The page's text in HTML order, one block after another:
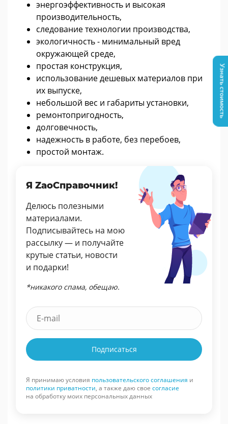
энергоэффективность и высокая
производительность,
следование технологии производства,
экологичность - минимальный вред
окружающей среде,
простая конструкция,
использование дешевых материалов при
их выпуске,
небольшой вес и габариты установки,
ремонтопригодность,
долговечность,
надежность в работе, без перебоев,
простой монтаж.
Я ZaoСправочник!
Делюсь полезными
материалами.
Подписывайтесь на мою
рассылку — и получайте
крутые статьи, новости
и подарки!
*никакого спама, обещаю.
Подписаться
Я принимаю условия пользовательского соглашения и
политики приватности, а также даю свое согласие
на обработку моих персональных данных
Узнать стоимость